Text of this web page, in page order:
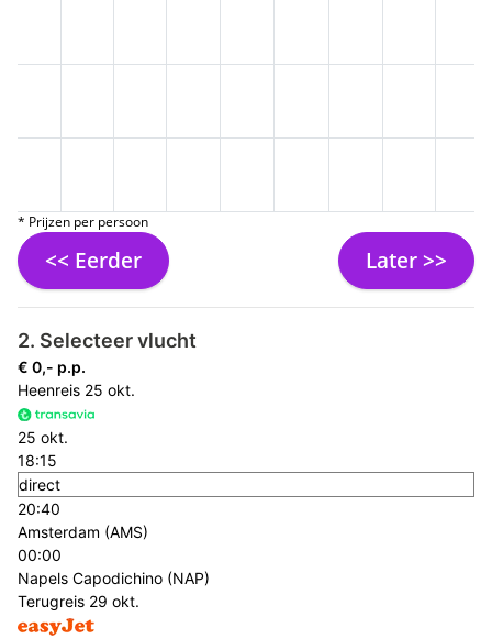
* Prijzen per persoon
<< Eerder Later >>
2. Selecteer vlucht
€ 0,- p.p.
Heenreis 25 okt.
25 okt.
18:15
direct
20:40
Amsterdam (AMS)
00:00
Napels Capodichino (NAP)
Terugreis 29 okt.